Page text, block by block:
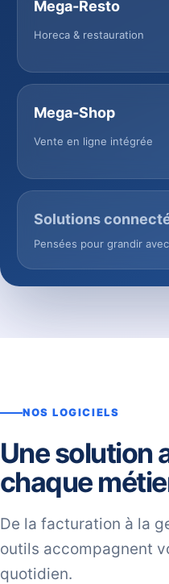
Mega-Resto
Horeca & restauration
Mega-Shop
Vente en ligne intégrée
Solutions
Pensées pour grandir
NOS LOGICIELS
Une solution
chaque
De la facturation à la
outils accompagnent
quotidien.